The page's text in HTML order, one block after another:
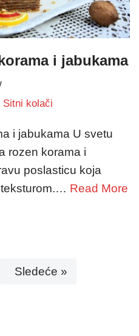
i jabukama
Sitni kolači
i jabukama U svetu
rozen korama i
poslasticu koja
Read More
Sledeće »